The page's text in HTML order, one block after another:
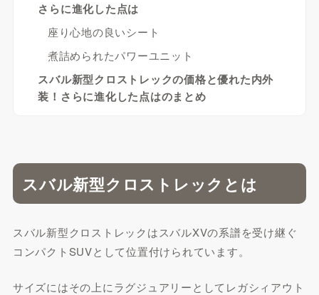
さらに進化した点は
座り心地の良いシート
煮詰められたパワーユニット
スバル新型クロストレックの価格と優れた内外
装！さらに進化した点はのまとめ
スバル新型クロストレックとは
スバル新型クロストレックはスバルXVの系譜を受け継ぐ
コンパクトSUVとして位置付けられています。
サイズにはその上にラグジュアリーとしてレガシィアウト